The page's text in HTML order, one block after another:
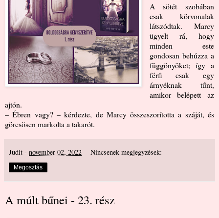
A sötét szobában
csak körvonalak
látszódtak. Marcy
ügyelt rá, hogy
minden este
gondosan behúzza a
függönyöket; így a
férfi csak egy
árnyéknak tűnt,
amikor belépett az
ajtón.
– Ébren vagy? – kérdezte, de Marcy összeszorította a száját, és
görcsösen markolta a takarót.
Judit - november 02, 2022 Nincsenek megjegyzések:
Megosztás
A múlt bűnei - 23. rész